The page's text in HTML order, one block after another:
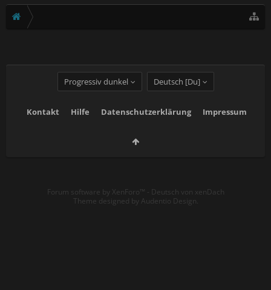
Progressiv dunkel Deutsch [Du]
Kontakt Hilfe Datenschutzerklärung Impressum
Forum software by XenForo™ - Deutsch von xenDach
Theme designed by Audentio Design.